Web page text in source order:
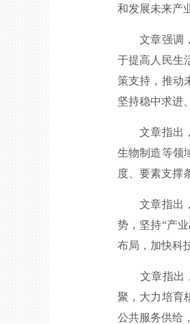
和发展未来产
文章强调，
于提高人民生
策支持，推动
坚持稳中求进
文章指出，
生物制造等领
度、要素支撑
文章指出，
势，坚持“产
布局，加快科
文章指出，
聚，大力培育
公共服务供给